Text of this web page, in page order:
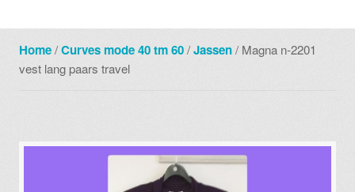
Home/Curves mode 40 tm 60/Jassen/ Magna n-2201
vest lang paars travel